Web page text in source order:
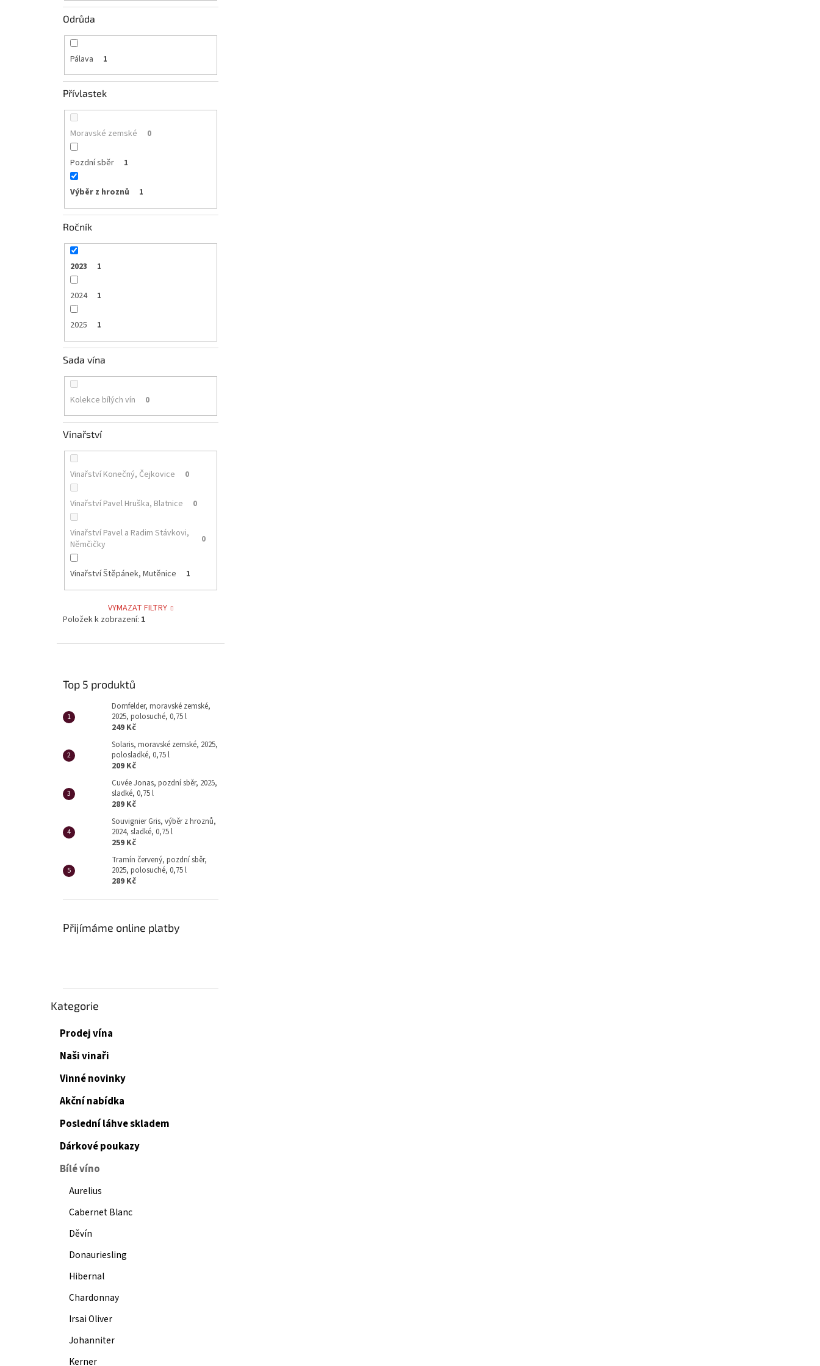
Odrůda
Pálava 1
Přívlastek
Moravské zemské 0
Pozdní sběr 1
Výběr z hroznů 1
Ročník
2023 1
2024 1
2025 1
Sada vína
Kolekce bílých vín 0
Vinařství
Vinařství Konečný, Čejkovice 0
Vinařství Pavel Hruška, Blatnice 0
Vinařství Pavel a Radim Stávkovi,
Němčičky
0
Vinařství Štěpánek, Mutěnice 1
VYMAZAT FILTRY
Položek k zobrazení: 1
Top 5 produktů
Dornfelder, moravské zemské,
2025, polosuché, 0,75 l
249 Kč
Solaris, moravské zemské, 2025,
polosladké, 0,75 l
209 Kč
Cuvée Jonas, pozdní sběr, 2025,
sladké, 0,75 l
289 Kč
Souvignier Gris, výběr z hroznů,
2024, sladké, 0,75 l
259 Kč
Tramín červený, pozdní sběr,
2025, polosuché, 0,75 l
289 Kč
Přijímáme online platby
Přeskočit
kategorie
Kategorie
Prodej vína
Naši vinaři
Vinné novinky
Akční nabídka
Poslední láhve skladem
Dárkové poukazy
Bílé víno
Aurelius
Cabernet Blanc
Děvín
Donauriesling
Hibernal
Chardonnay
Irsai Oliver
Johanniter
Kerner